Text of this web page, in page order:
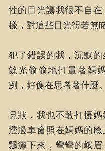
性的目光讓我很不自
樣，對這些目光視若無
犯了錯誤的我，沉默
餘光偷偷地打量著媽
冽，好像在思考著什麼。
見狀，我也不敢打擾
透過車窗照在媽媽的
飄灑下來，彎彎的峨